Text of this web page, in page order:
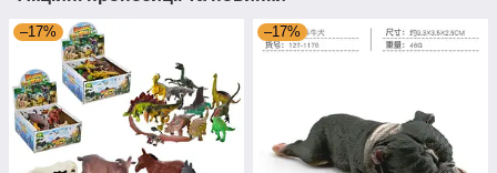
–17% –17%